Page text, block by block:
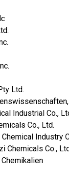
Ltd.
Industrial Co.,
Co., Ltd.
Industry
Chemicals Co.,